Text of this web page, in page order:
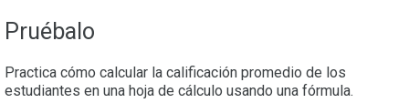
Pruébalo
Practica cómo calcular la calificación promedio de los
estudiantes en una hoja de cálculo usando una fórmula.